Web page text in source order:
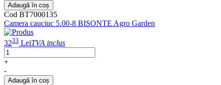
Adaugă în coș
Cod BT7000135
Camera cauciuc 5.00-8 BISONTE Agro Garden
3233 LeiTVA inclus
+
-
Adaugă în coș